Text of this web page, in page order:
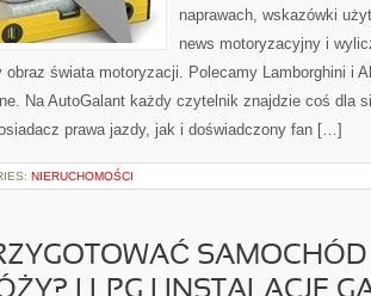
naprawach, wskazówki
news motoryzacyjny i
obraz świata motoryzacji. Polecamy Lamborghini i
Na AutoGalant każdy czytelnik znajdzie coś dla
prawa jazdy, jak i doświadczony fan […]
NIERUCHOMOŚCI
SAMOCHÓD